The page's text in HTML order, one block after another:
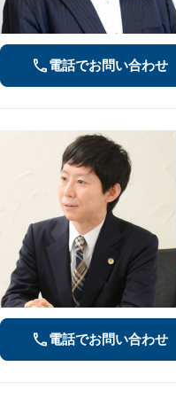
電話でお問い合わせ
電話でお問い合わせ